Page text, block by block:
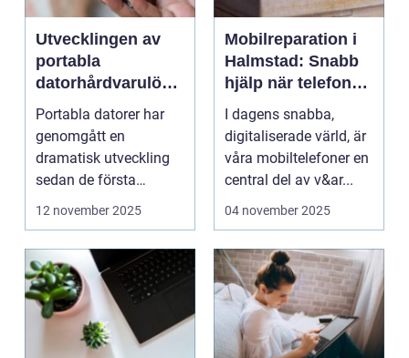
Utvecklingen av
portabla
datorhårdvarulösn
ingar
Portabla datorer har
genomgått en
dramatisk utveckling
sedan de första
bärbara model...
12 november 2025
Mobilreparation i
Halmstad: Snabb
hjälp när telefonen
gått sönder
I dagens snabba,
digitaliserade värld, är
våra mobiltelefoner en
central del av v&ar...
04 november 2025